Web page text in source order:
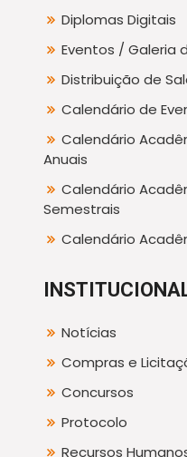
Diplomas Digitais
Eventos / Galeria
Distribuição de
Calendário de
Calendário
Anuais
Calendário
Semestrais
Calendário
Notícias
Compras e
Concursos
Protocolo
Recursos